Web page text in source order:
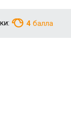
4 балла